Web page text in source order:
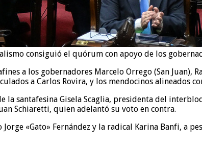
consiguió el quórum con apoyo de los
a los gobernadores Marcelo Orrego (San Juan),
a Carlos Rovira, y los mendocinos alineados
santafesina Gisela Scaglia, presidenta del
Schiaretti, quien adelantó su voto en contra.
«Gato» Fernández y la radical Karina Banfi, a